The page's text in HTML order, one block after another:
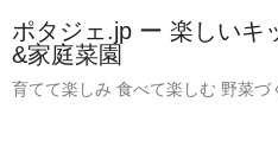
ポタジェ.jp ー 楽しいキ
&家庭菜園
育てて楽しみ 食べて楽しむ 野菜づ